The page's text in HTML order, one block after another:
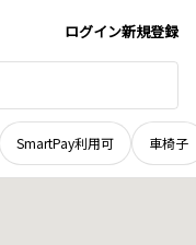
ログイン新規登録
SmartPay利用可 車椅子